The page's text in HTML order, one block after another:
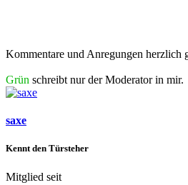
Kommentare und Anregungen herzlich
Grün schreibt nur der Moderator in mir.
saxe
Kennt den Türsteher
Mitglied seit